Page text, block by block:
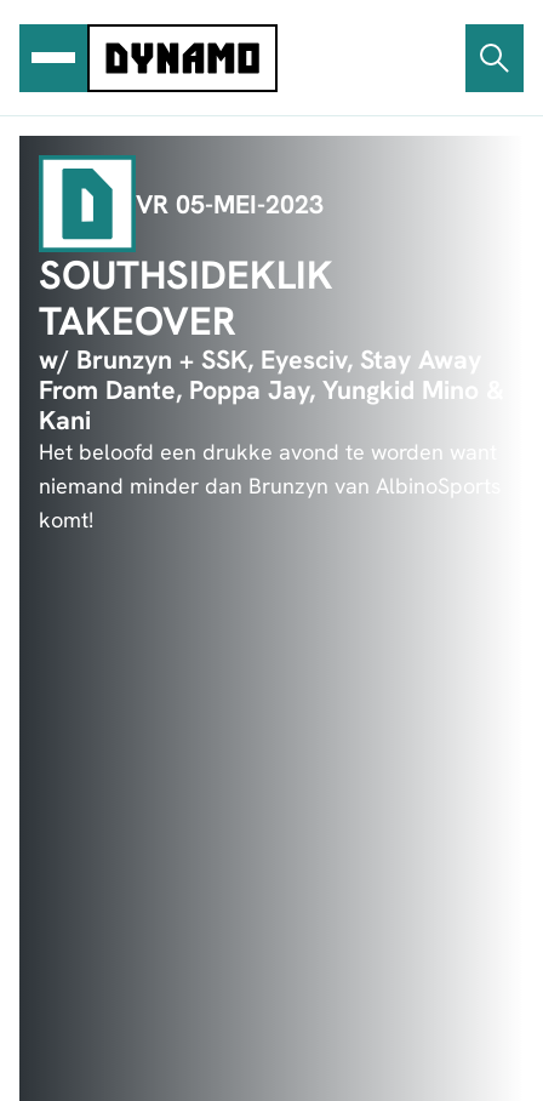
inhoud
VR 05-MEI-2023
SOUTHSIDEKLIK
TAKEOVER
w/ Brunzyn + SSK, Eyesciv, Stay Away
From Dante, Poppa Jay, Yungkid Mino &
Kani
Het beloofd een drukke avond te worden want
niemand minder dan Brunzyn van AlbinoSports
komt!